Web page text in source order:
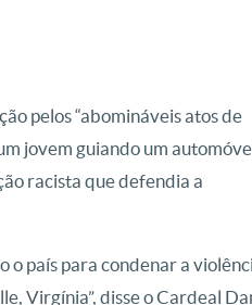
pelos “abomináveis atos de
jovem guiando um
racista que defendia a
o país para condenar a
Virgínia”, disse o Cardeal